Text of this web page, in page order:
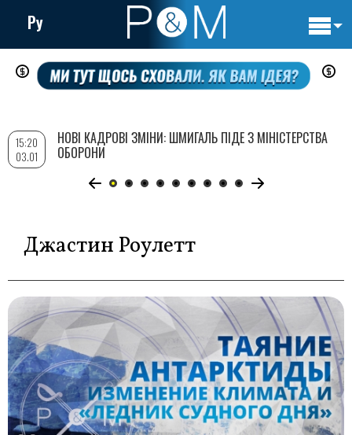
Перейти
до
вмісту
Ру
Джастин Роулетт
15:20
03.01
НОВІ КАДРОВІ ЗМІНИ: ШМИГАЛЬ ПІДЕ З МІНІСТЕРСТВА
ОБОРОНИ